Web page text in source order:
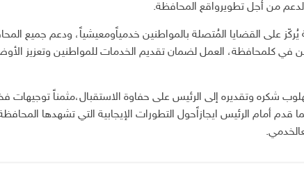
من أجل تطويرواقع المحافظة.
يُركّز على القضايا المُتصلة بالمواطنين خدمياًومعيشياً، ودعم جميع
في كلمحافظة، العمل لضمان تقديم الخدمات للمواطنين وتعزيز
شكره وتقديره إلى الرئيس على حفاوة الاستقبال،مثمناً توجيهات
قدم أمام الرئيس ايجازاًحول التطورات الإيجابية التي تشهدها
الخدمي.